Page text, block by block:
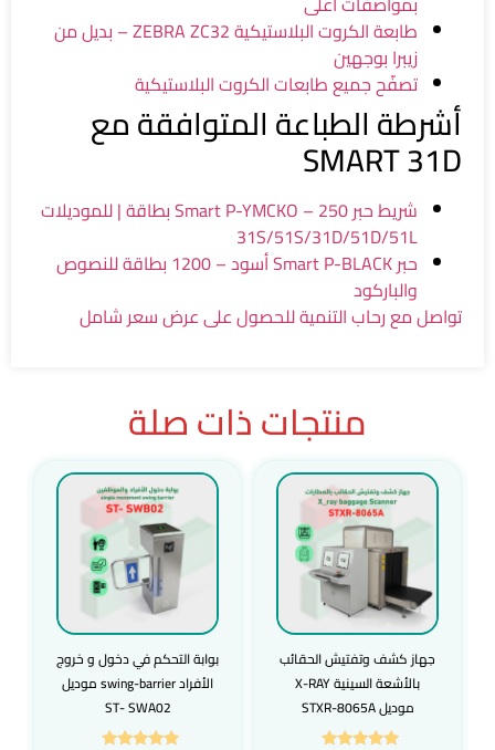
طابعة الكروت البلاستيكية ZEBRA ZC32 – بديل من
زيبرا بوجهين
تصفّح جميع طابعات الكروت البلاستيكية
أشرطة الطباعة المتوافقة مع
SMART 31D
شريط حبر Smart P-YMCKO – 250 بطاقة | للموديلات
31S/51S/31D/51D/51L
حبر Smart P-BLACK أسود – 1200 بطاقة للنصوص
والباركود
تواصل مع رحاب التنمية للحصول على عرض سعر شامل
منتجات ذات صلة
جهاز كشف وتفتيش الحقائب
بالأشعة السينية X-RAY
موديل STXR-8065A
بوابة التحكم في دخول و خروج
الأفراد swing-barrier موديل
ST- SWA02